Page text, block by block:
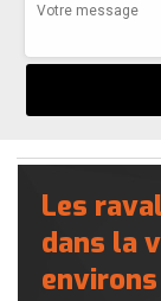
Les
dans la
environs